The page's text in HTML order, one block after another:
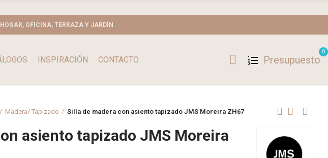
OFICINA, TERRAZA Y JARDÍN
INSPIRACIÓN CONTACTO Presupuesto
0
Madera/ Tapizado Silla de madera con asiento tapizado JMS Moreira ZH67
asiento tapizado JMS Moreira